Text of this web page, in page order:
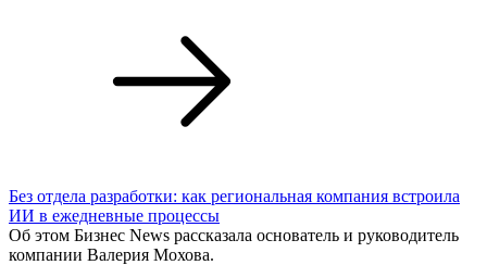
Без отдела разработки: как региональная компания встроила
ИИ в ежедневные процессы
Об этом Бизнес News рассказала основатель и руководитель
компании Валерия Мохова.